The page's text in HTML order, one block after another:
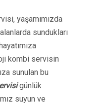
yaşamımızda
sundukları
kombi servisin
sunulan bu
günlük
suyun ve